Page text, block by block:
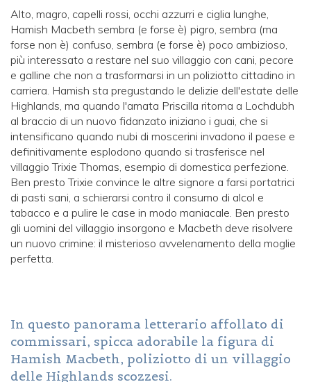
Alto, magro, capelli rossi, occhi azzurri e ciglia lunghe,
Hamish Macbeth sembra (e forse è) pigro, sembra (ma
forse non è) confuso, sembra (e forse è) poco ambizioso,
più interessato a restare nel suo villaggio con cani, pecore
e galline che non a trasformarsi in un poliziotto cittadino in
carriera. Hamish sta pregustando le delizie dell'estate delle
Highlands, ma quando l'amata Priscilla ritorna a Lochdubh
al braccio di un nuovo fidanzato iniziano i guai, che si
intensificano quando nubi di moscerini invadono il paese e
definitivamente esplodono quando si trasferisce nel
villaggio Trixie Thomas, esempio di domestica perfezione.
Ben presto Trixie convince le altre signore a farsi portatrici
di pasti sani, a schierarsi contro il consumo di alcol e
tabacco e a pulire le case in modo maniacale. Ben presto
gli uomini del villaggio insorgono e Macbeth deve risolvere
un nuovo crimine: il misterioso avvelenamento della moglie
perfetta.
In questo panorama letterario affollato di
commissari, spicca adorabile la figura di
Hamish Macbeth, poliziotto di un villaggio
delle Highlands scozzesi.